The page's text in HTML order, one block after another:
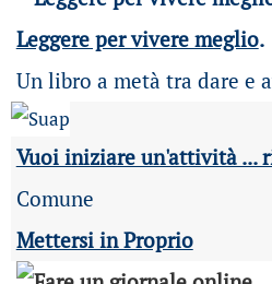
Leggere per vivere meglio.
Un libro a metà tra dare e
Vuoi iniziare un'attività ...
Comune
Mettersi in Proprio